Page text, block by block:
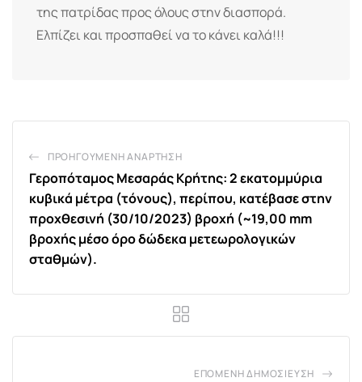
της πατρίδας προς όλους στην διασπορά.
Ελπίζει και προσπαθεί να το κάνει καλά!!!
ΠΡΟΗΓΟΎΜΕΝΗ ΑΝΆΡΤΗΣΗ
Γεροπόταμος Μεσαράς Κρήτης: 2 εκατομμύρια
κυβικά μέτρα (τόνους), περίπου, κατέβασε στην
προχθεσινή (30/10/2023) βροχή (~19,00 mm
βροχής μέσο όρο δώδεκα μετεωρολογικών
σταθμών).
ΕΠΌΜΕΝΗ ΔΗΜΟΣΊΕΥΣΗ